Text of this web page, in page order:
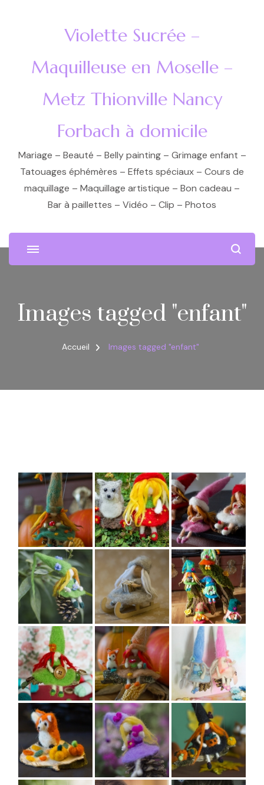
Violette Sucrée –
Maquilleuse en Moselle –
Metz Thionville Nancy
Forbach à domicile
Mariage – Beauté – Belly painting – Grimage enfant –
Tatouages éphémères – Effets spéciaux – Cours de
maquillage – Maquillage artistique – Bon cadeau –
Bar à paillettes – Vidéo – Clip – Photos
Images tagged "enfant"
Accueil Images tagged "enfant"